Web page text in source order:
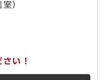
）
い！